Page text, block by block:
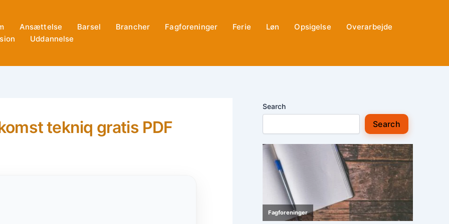
Ansættelse Barsel Brancher Fagforeninger Ferie Løn Opsigelse
Overarbejde
Uddannelse
tekniq gratis PDF
Search
Search